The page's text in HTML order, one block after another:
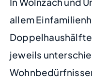
allem
jeweils